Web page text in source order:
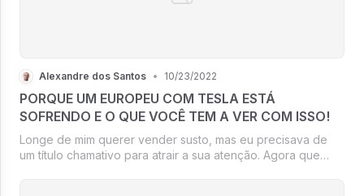
Alexandre dos Santos • 10/23/2022
PORQUE UM EUROPEU COM TESLA ESTÁ
SOFRENDO E O QUE VOCÊ TEM A VER COM ISSO!
Longe de mim querer vender susto, mas eu precisava de
um título chamativo para atrair a sua atenção. Agora que